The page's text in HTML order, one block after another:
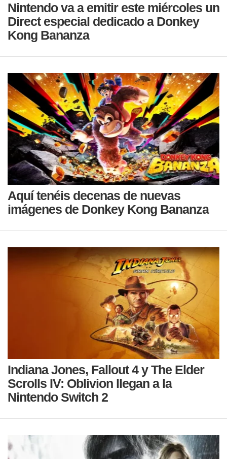
Nintendo va a emitir este miércoles un
Direct especial dedicado a Donkey
Kong Bananza
Aquí tenéis decenas de nuevas
imágenes de Donkey Kong Bananza
Indiana Jones, Fallout 4 y The Elder
Scrolls IV: Oblivion llegan a la
Nintendo Switch 2